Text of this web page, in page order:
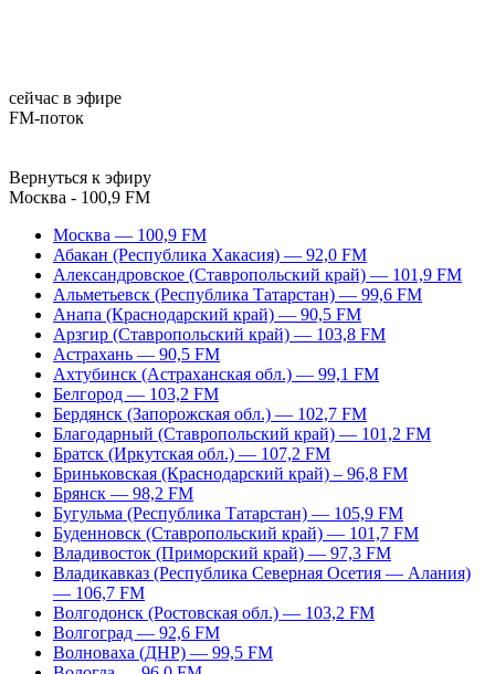
сейчас в эфире
FM-поток
Вернуться к эфиру
Москва - 100,9 FM
Москва — 100,9 FM
Абакан (Республика Хакасия) — 92,0 FM
Александровское (Ставропольский край) — 101,9 FM
Альметьевск (Республика Татарстан) — 99,6 FM
Анапа (Краснодарский край) — 90,5 FM
Арзгир (Ставропольский край) — 103,8 FM
Астрахань — 90,5 FM
Ахтубинск (Астраханская обл.) — 99,1 FM
Белгород — 103,2 FM
Бердянск (Запорожская обл.) — 102,7 FM
Благодарный (Ставропольский край) — 101,2 FM
Братск (Иркутская обл.) — 107,2 FM
Бриньковская (Краснодарский край) – 96,8 FM
Брянск — 98,2 FM
Бугульма (Республика Татарстан) — 105,9 FM
Буденновск (Ставропольский край) — 101,7 FM
Владивосток (Приморский край) — 97,3 FM
Владикавказ (Республика Северная Осетия — Алания)
— 106,7 FM
Волгодонск (Ростовская обл.) — 103,2 FM
Волгоград — 92,6 FM
Волноваха (ДНР) — 99,5 FM